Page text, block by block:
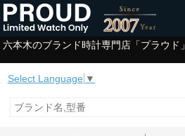
六本木のブランド時計専門店「プラウド」
Select Language ▼